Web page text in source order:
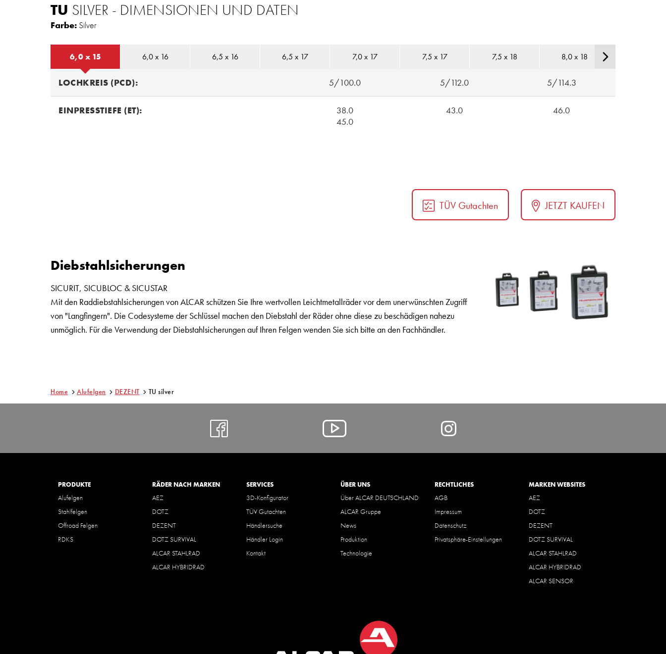
TU SILVER - DIMENSIONEN UND DATEN
Farbe: Silver
6,0 x 15 6,0 x 16 6,5 x 16 6,5 x 17 7,0 x 17 7,5 x 17 7,5 x 18 8,0 x 18
LOCHKREIS (PCD): 5/100.0 5/112.0 5/114.3
EINPRESSTIEFE (ET):
38.0
45.0
43.0 46.0
TÜV Gutachten JETZT KAUFEN
Diebstahlsicherungen
SICURIT, SICUBLOC & SICUSTAR
Mit den Raddiebstahlsicherungen von ALCAR schützen Sie Ihre wertvollen Leichtmetallräder vor dem unerwünschten Zugriff
von "Langfingern". Die Codesysteme der Schlüssel machen den Diebstahl der Räder ohne diese zu beschädigen nahezu
unmöglich. Für die Verwendung der Diebstahlsicherungen auf Ihren Felgen wenden Sie sich bitte an den Fachhändler.
Home Alufelgen DEZENT TU silver
https://www.facebook.com/AlcarDeutschlandGmbH/
Alcar
https://www.instagram.com/
PRODUKTE
Alufelgen
Stahlfelgen
Offroad Felgen
RDKS
RÄDER NACH MARKEN
AEZ
DOTZ
DEZENT
DOTZ SURVIVAL
ALCAR STAHLRAD
ALCAR HYBRIDRAD
SERVICES
3D-Konfigurator
TÜV Gutachten
Händlersuche
Händler Login
Kontakt
ÜBER UNS
Über ALCAR DEUTSCHLAND
ALCAR Gruppe
News
Produktion
Technologie
RECHTLICHES
AGB
Impressum
Datenschutz
Privatsphäre-Einstellungen
MARKEN WEBSITES
AEZ
DOTZ
DEZENT
DOTZ SURVIVAL
ALCAR STAHLRAD
ALCAR HYBRIDRAD
ALCAR SENSOR